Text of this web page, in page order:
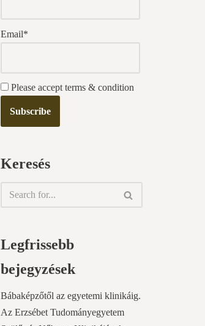
Email*
Please accept terms & condition
Keresés
Legfrissebb
bejegyzések
Bábaképzőtől az egyetemi klinikáig.
Az Erzsébet Tudományegyetem